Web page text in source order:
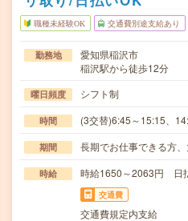
職種未経験OK 交通費別途支給あり
勤務地
愛知県稲沢市
稲沢駅から徒歩12分
曜日頻度 シフト制
時間 (3交替)6:45～15:15、
期間 長期でお仕事できる方、
時給 時給1650～2063円 日
交通費
交通費規定内支給